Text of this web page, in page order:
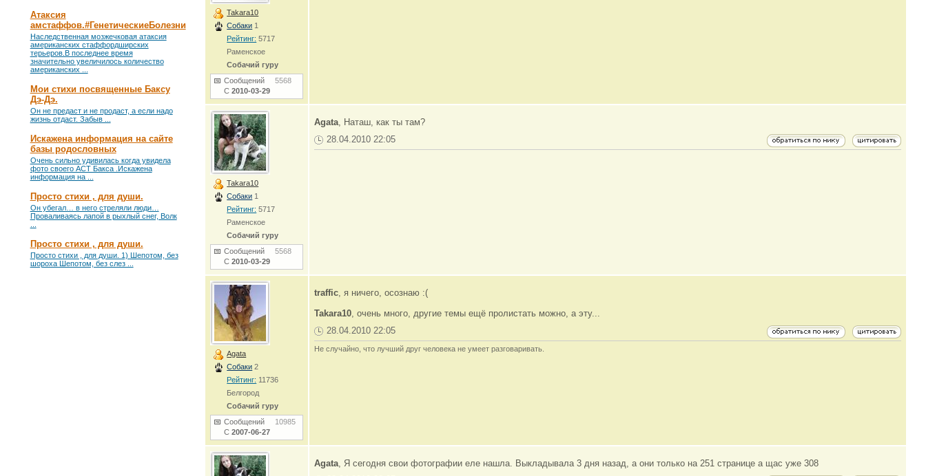
Атаксия
амстаффов.#ГенетическиеБолезни
Наследственная мозжечковая атаксия
американских стаффордширских
терьеров.В последнее время
значительно увеличилось количество
американских ...
Мои стихи посвященные Баксу
Дэ-Дэ.
Он не предаст и не продаст, а если надо
жизнь отдаст. Забыв ...
Искажена информация на сайте
базы родословных
Очень сильно удивилась когда увидела
фото своего АСТ Бакса .Искажена
информация на ...
Просто стихи , для души.
Он убегал… в него стреляли люди…
Проваливаясь лапой в рыхлый снег, Волк
Просто стихи , для души.
Просто стихи , для души. 1) Шепотом, без
шороха Шепотом, без слез ...
Takara10
Собаки 1
Рейтинг: 5717
Раменское
Собачий гуру
Сообщений5568
С2010-03-29
Takara10
Собаки 1
Рейтинг: 5717
Раменское
Собачий гуру
Сообщений5568
С2010-03-29
Agata, Наташ, как ты там?
28.04.2010 22:05
Agata
Собаки 2
Рейтинг: 11736
Белгород
Собачий гуру
Сообщений 10985
С2007-06-27
traffic, я ничего, осознаю :(
Takara10, очень много, другие темы ещё пролистать можно, а эту...
28.04.2010 22:05
Не случайно, что лучший друг человека не умеет разговаривать.
Agata, Я сегодня свои фотографии еле нашла. Выкладывала 3 дня назад, а они только на 251 странице а щас уже 308